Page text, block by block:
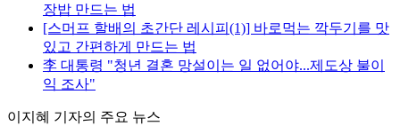
장밥 만드는 법
[스머프 할배의 초간단 레시피(1)] 바로먹는 깍두기를 맛
있고 간편하게 만드는 법
李 대통령 "청년 결혼 망설이는 일 없어야...제도상 불이
익 조사"
이지혜 기자의 주요 뉴스